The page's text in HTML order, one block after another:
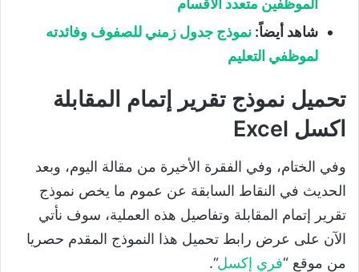
الموظفين متعدد الأقسام
شاهد أيضاً: نموذج جدول زمني للصفوف وفائدته
لموظفي التعليم
تحميل نموذج تقرير إتمام المقابلة
اكسل Excel
وفي الختام، وفي الفقرة الأخيرة من مقالة اليوم، وبعد
الحديث في النقاط السابقة عن عموم ما يخص نموذج
تقرير إتمام المقابلة وتفاصيل هذه العملية، سوف نأتي
الآن على عرض رابط تحميل هذا النموذج المقدم حصريا
من موقع “فري إكسل“.